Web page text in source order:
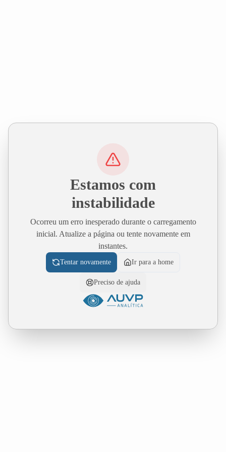
Estamos com
instabilidade
Ocorreu um erro inesperado durante o carregamento
inicial. Atualize a página ou tente novamente em
instantes.
Tentar novamente Ir para a home
Preciso de ajuda